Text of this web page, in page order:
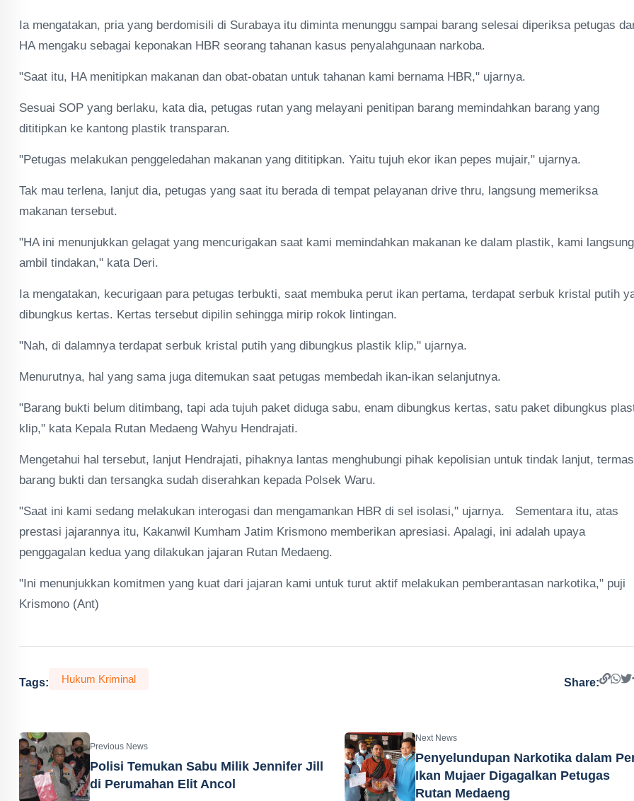
Ia mengatakan, pria yang berdomisili di Surabaya itu diminta menunggu sampai barang selesai diperiksa petugas
HA mengaku sebagai keponakan HBR seorang tahanan kasus penyalahgunaan narkoba.
"Saat itu, HA menitipkan makanan dan obat-obatan untuk tahanan kami bernama HBR," ujarnya.
Sesuai SOP yang berlaku, kata dia, petugas rutan yang melayani penitipan barang memindahkan barang yang
dititipkan ke kantong plastik transparan.
"Petugas melakukan penggeledahan makanan yang dititipkan. Yaitu tujuh ekor ikan pepes mujair," ujarnya.
Tak mau terlena, lanjut dia, petugas yang saat itu berada di tempat pelayanan drive thru, langsung memeriksa
makanan tersebut.
"HA ini menunjukkan gelagat yang mencurigakan saat kami memindahkan makanan ke dalam plastik, kami langsung
ambil tindakan," kata Deri.
Ia mengatakan, kecurigaan para petugas terbukti, saat membuka perut ikan pertama, terdapat serbuk kristal putih
dibungkus kertas. Kertas tersebut dipilin sehingga mirip rokok lintingan.
"Nah, di dalamnya terdapat serbuk kristal putih yang dibungkus plastik klip," ujarnya.
Menurutnya, hal yang sama juga ditemukan saat petugas membedah ikan-ikan selanjutnya.
"Barang bukti belum ditimbang, tapi ada tujuh paket diduga sabu, enam dibungkus kertas, satu paket dibungkus
klip," kata Kepala Rutan Medaeng Wahyu Hendrajati.
Mengetahui hal tersebut, lanjut Hendrajati, pihaknya lantas menghubungi pihak kepolisian untuk tindak lanjut,
barang bukti dan tersangka sudah diserahkan kepada Polsek Waru.
"Saat ini kami sedang melakukan interogasi dan mengamankan HBR di sel isolasi," ujarnya. Sementara itu, atas
prestasi jajarannya itu, Kakanwil Kumham Jatim Krismono memberikan apresiasi. Apalagi, ini adalah upaya
penggagalan kedua yang dilakukan jajaran Rutan Medaeng.
"Ini menunjukkan komitmen yang kuat dari jajaran kami untuk turut aktif melakukan pemberantasan narkotika," puji
Krismono (Ant)
Tags: Hukum Kriminal Share:
Previous News
Polisi Temukan Sabu Milik Jennifer Jill
di Perumahan Elit Ancol
Next News
Penyelundupan Narkotika dalam
Ikan Mujaer Digagalkan Petugas
Rutan Medaeng